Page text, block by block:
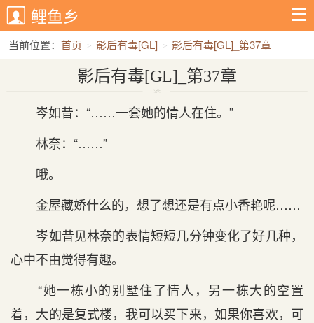
鲤鱼乡
当前位置： 首页 影后有毒[GL] 影后有毒[GL]_第37章
影后有毒[GL]_第37章
岑如昔：“……一套她的情人在住。”
林奈：“……”
哦。
金屋藏娇什么的，想了想还是有点小香艳呢……
岑如昔见林奈的表情短短几分钟变化了好几种，
心中不由觉得有趣。
“她一栋小的别墅住了情人，另一栋大的空置
着，大的是复式楼，我可以买下来，如果你喜欢，可